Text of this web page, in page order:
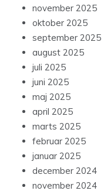
november 2025
oktober 2025
september 2025
august 2025
juli 2025
juni 2025
maj 2025
april 2025
marts 2025
februar 2025
januar 2025
december 2024
november 2024